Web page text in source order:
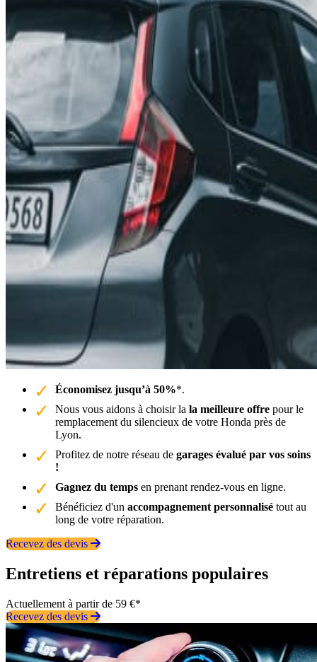
Économisez jusqu’à 50%*.
Nous vous aidons à choisir la la meilleure offre pour le
remplacement du silencieux de votre Honda près de
Lyon.
Profitez de notre réseau de garages évalué par vos soins
!
Gagnez du temps en prenant rendez-vous en ligne.
Bénéficiez d'un accompagnement personnalisé tout au
long de votre réparation.
Recevez des devis
Entretiens et réparations populaires
Actuellement à partir de 59 €*
Recevez des devis